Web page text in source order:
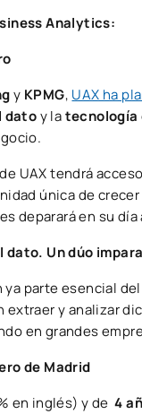
Analytics:
y KPMG, UAX ha
datoy latecnología
UAX tendrá
única de
deparará en su día
Un dúo
parte esencial
y analizar
en grandes
de Madrid
en inglés) y de4